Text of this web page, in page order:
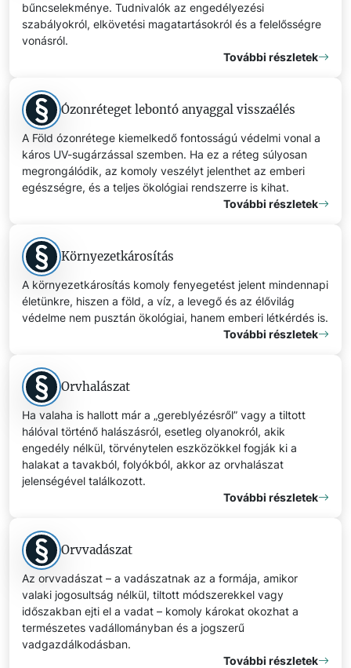
bűncselekménye. Tudnivalók az engedélyezési
szabályokról, elkövetési magatartásokról és a felelősségre
vonásról.
További részletek
Ózonréteget lebontó anyaggal visszaélés
A Föld ózonrétege kiemelkedő fontosságú védelmi vonal a
káros UV-sugárzással szemben. Ha ez a réteg súlyosan
megrongálódik, az komoly veszélyt jelenthet az emberi
egészségre, és a teljes ökológiai rendszerre is kihat.
További részletek
Környezetkárosítás
A környezetkárosítás komoly fenyegetést jelent mindennapi
életünkre, hiszen a föld, a víz, a levegő és az élővilág
védelme nem pusztán ökológiai, hanem emberi létkérdés is.
További részletek
Orvhalászat
Ha valaha is hallott már a „gereblyézésről” vagy a tiltott
hálóval történő halászásról, esetleg olyanokról, akik
engedély nélkül, törvénytelen eszközökkel fogják ki a
halakat a tavakból, folyókból, akkor az orvhalászat
jelenségével találkozott.
További részletek
Orvvadászat
Az orvvadászat – a vadászatnak az a formája, amikor
valaki jogosultság nélkül, tiltott módszerekkel vagy
időszakban ejti el a vadat – komoly károkat okozhat a
természetes vadállományban és a jogszerű
vadgazdálkodásban.
További részletek